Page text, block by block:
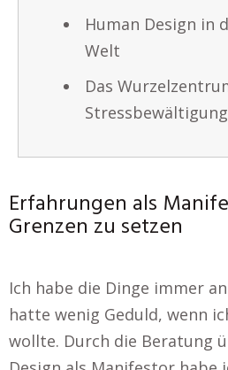
Human Design in
Welt
Das
Stressbewältigung
Erfahrungen als
Grenzen zu setzen
Ich habe die Dinge immer
hatte wenig Geduld, wenn
wollte. Durch die Beratung